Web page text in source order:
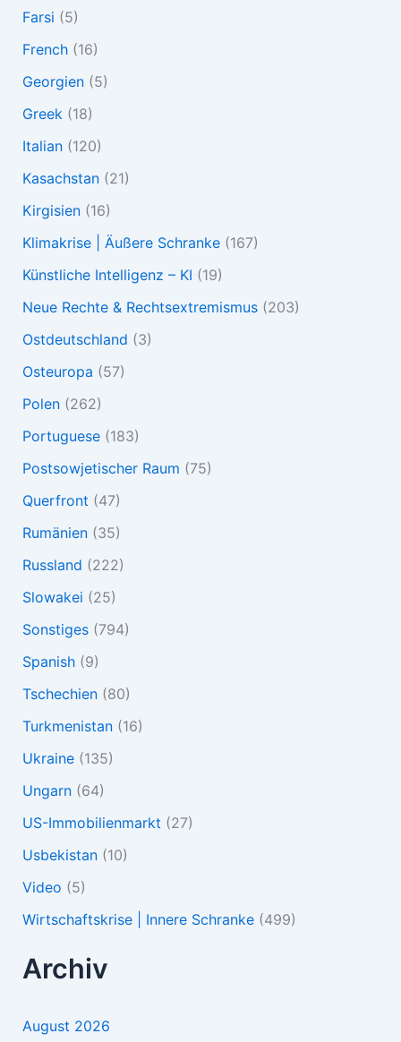
Farsi (5)
French(16)
Georgien(5)
Greek (18)
Italian(120)
Kasachstan(21)
Kirgisien(16)
Klimakrise | Äußere Schranke(167)
Künstliche Intelligenz – KI (19)
Neue Rechte & Rechtsextremismus(203)
Ostdeutschland (3)
Osteuropa (57)
Polen(262)
Portuguese(183)
Postsowjetischer Raum (75)
Querfront (47)
Rumänien(35)
Russland (222)
Slowakei (25)
Sonstiges(794)
Spanish(9)
Tschechien(80)
Turkmenistan(16)
Ukraine(135)
Ungarn(64)
US-Immobilienmarkt (27)
Usbekistan(10)
Video (5)
Wirtschaftskrise | Innere Schranke(499)
Archiv
August 2026